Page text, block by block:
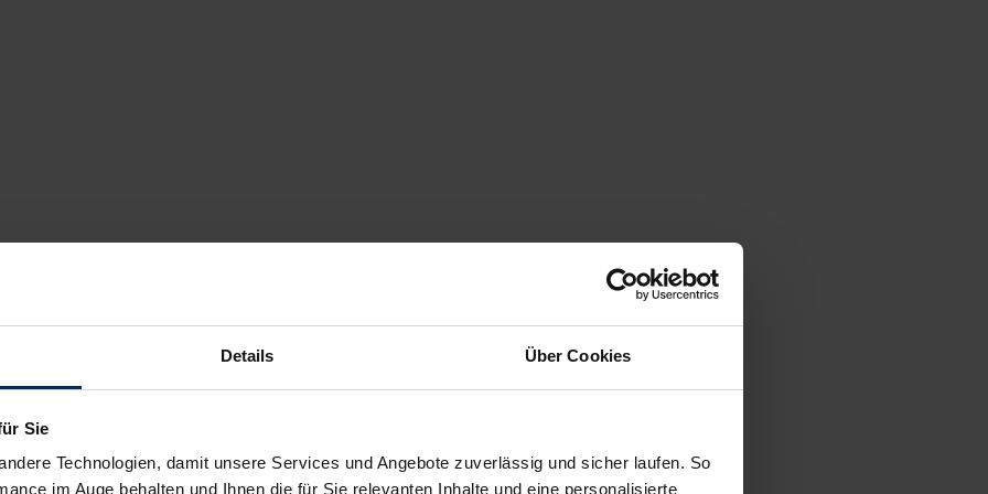
Details Über Cookies
Sie
Technologien, damit unsere Services und Angebote zuverlässig und sicher laufen. So
im Auge behalten und Ihnen die für Sie relevanten Inhalte und eine personalisierte